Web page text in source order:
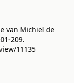
van Michiel de
209.
11135